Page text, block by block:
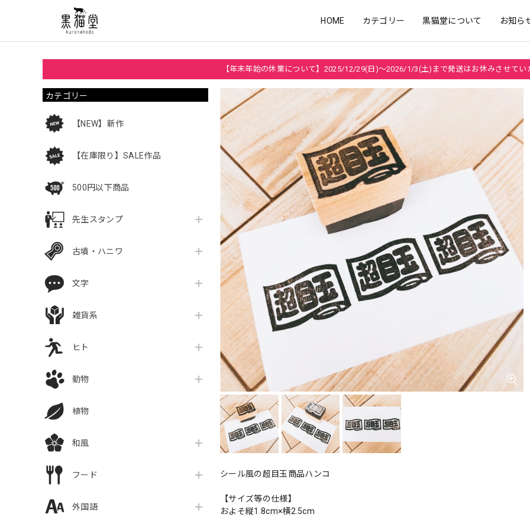
HOME カテゴリー 黒猫堂について お知ら
【年末年始の休業について】2025/12/29(日)～2026/1/3(土)まで発送はお休みさせてい
カテゴリー
【NEW】新作
【在庫限り】SALE作品
500円以下商品
先生スタンプ
古墳・ハニワ
文字
雑貨系
ヒト
動物
植物
和風
フード
外国語
シール風の超目玉商品ハンコ
【サイズ等の仕様】
およそ縦1.8cm×横2.5cm